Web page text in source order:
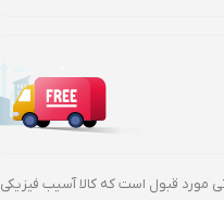
مورد قبول است که کالا آسیب فیزیکی